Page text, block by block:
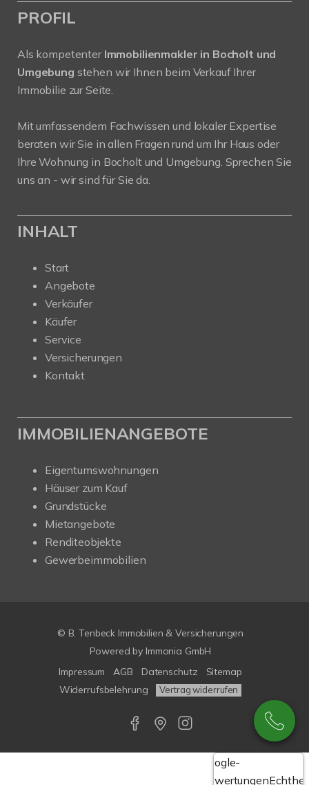
PROFIL
Als kompetenter Immobilienmakler in Bocholt und
Umgebung stehen wir Ihnen beim Verkauf Ihrer
Immobilie zur Seite.
Mit umfassendem Fachwissen und lokaler Expertise
beraten wir Sie in allen Fragen rund um Ihr Haus oder
Ihre Wohnung in Bocholt und Umgebung. Sprechen Sie
uns an - wir sind für Sie da.
INHALT
Start
Angebote
Verkäufer
Käufer
Service
Versicherungen
Kontakt
IMMOBILIENANGEBOTE
Eigentumswohnungen
Häuser zum Kauf
Grundstücke
Mietangebote
Renditeobjekte
Gewerbeimmobilien
© B. Tenbeck Immobilien & Versicherungen
Powered by Immonia GmbH
Impressum
AGB Datenschutz
Sitemap
Widerrufsbelehrung
Vertrag widerrufen
Google-
Bewertungen